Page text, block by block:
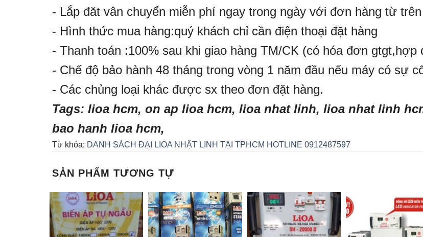
- Lắp đăt vân chuyển miễn phí ngay trong ngày với đơn hàng từ
- Hình thức mua hàng:quý khách chỉ cần điện thoại đặt hàng
- Thanh toán :100% sau khi giao hàng TM/CK (có hóa đơn gtgt,hợp
- Chế độ bảo hành 48 tháng trong vòng 1 năm đầu nếu máy có sự
- Các chủng loại khác được sx theo đơn đặt hàng.
Tags: lioa hcm, on ap lioa hcm, lioa nhat linh, lioa nhat linh
bao hanh lioa hcm,
Từ khóa: DANH SÁCH ĐẠI LIOA NHẬT LINH TẠI TPHCM HOTLINE 0912487597
SẢN PHẨM TƯƠNG TỰ